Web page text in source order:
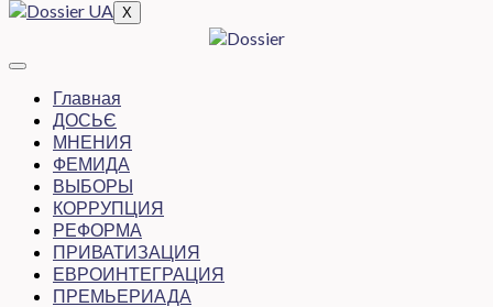
X
Главная
ДОСЬЄ
МНЕНИЯ
ФЕМИДА
ВЫБОРЫ
КОРРУПЦИЯ
РЕФОРМА
ПРИВАТИЗАЦИЯ
ЕВРОИНТЕГРАЦИЯ
ПРЕМЬЕРИАДА